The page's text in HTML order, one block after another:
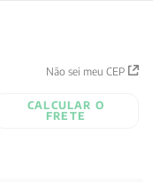
Não sei meu CEP
CALCULAR O
FRETE